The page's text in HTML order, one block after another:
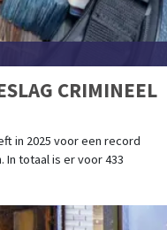
CRIMINEEL
in 2025 voor een record
In totaal is er voor 433